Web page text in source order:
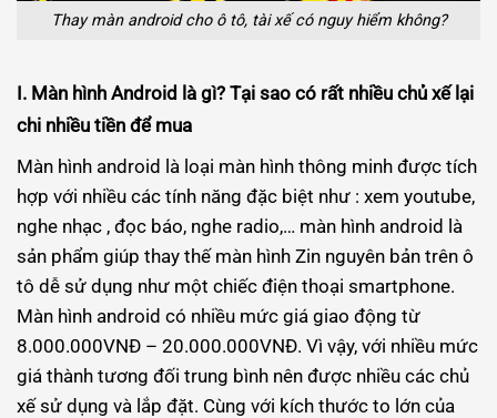
Thay màn android cho ô tô, tài xế có nguy hiểm không?
I. Màn hình Android là gì? Tại sao có rất nhiều chủ xế lại
chi nhiều tiền để mua
Màn hình android là loại màn hình thông minh được tích
hợp với nhiều các tính năng đặc biệt như : xem youtube,
nghe nhạc , đọc báo, nghe radio,… màn hình android là
sản phẩm giúp thay thế màn hình Zin nguyên bản trên ô
tô dễ sử dụng như một chiếc điện thoại smartphone.
Màn hình android có nhiều mức giá giao động từ
8.000.000VNĐ – 20.000.000VNĐ. Vì vậy, với nhiều mức
giá thành tương đối trung bình nên được nhiều các chủ
xế sử dụng và lắp đặt. Cùng với kích thước to lớn của